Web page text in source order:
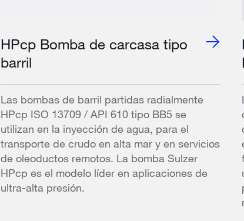
HPcp Bomba de carcasa tipo
barril
Las bombas de barril partidas radialmente
HPcp ISO 13709 / API 610 tipo BB5 se
utilizan en la inyección de agua, para el
transporte de crudo en alta mar y en servicios
de oleoductos remotos. La bomba Sulzer
HPcp es el modelo líder en aplicaciones de
ultra-alta presión.